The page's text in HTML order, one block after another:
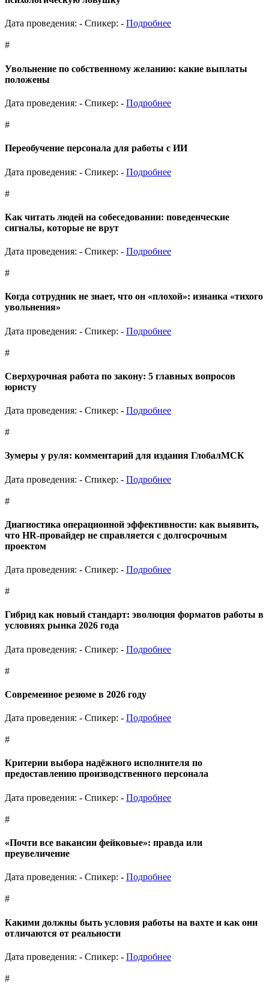
Дата проведения: - Спикер: - Подробнее
#
Увольнение по собственному желанию: какие выплаты
положены
Дата проведения: - Спикер: - Подробнее
#
Переобучение персонала для работы с ИИ
Дата проведения: - Спикер: - Подробнее
#
Как читать людей на собеседовании: поведенческие
сигналы, которые не врут
Дата проведения: - Спикер: - Подробнее
#
Когда сотрудник не знает, что он «плохой»: изнанка «тихого
увольнения»
Дата проведения: - Спикер: - Подробнее
#
Сверхурочная работа по закону: 5 главных вопросов
юристу
Дата проведения: - Спикер: - Подробнее
#
Зумеры у руля: комментарий для издания ГлобалМСК
Дата проведения: - Спикер: - Подробнее
#
Диагностика операционной эффективности: как выявить,
что HR-провайдер не справляется с долгосрочным
проектом
Дата проведения: - Спикер: - Подробнее
#
Гибрид как новый стандарт: эволюция форматов работы в
условиях рынка 2026 года
Дата проведения: - Спикер: - Подробнее
#
Современное резюме в 2026 году
Дата проведения: - Спикер: - Подробнее
#
Критерии выбора надёжного исполнителя по
предоставлению производственного персонала
Дата проведения: - Спикер: - Подробнее
#
«Почти все вакансии фейковые»: правда или
преувеличение
Дата проведения: - Спикер: - Подробнее
#
Какими должны быть условия работы на вахте и как они
отличаются от реальности
Дата проведения: - Спикер: - Подробнее
#